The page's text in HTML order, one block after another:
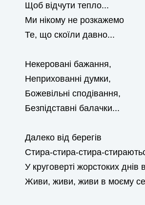
Щоб відчути тепло...
Ми нікому не розкажемо
Те, що скоїли давно...
Некеровані бажання,
Неприхованні думки,
Божевільні сподівання,
Безпідставні балачки...
Далеко від берегів
Стира-стира-стира-
У круговерті жорстоких днів
Живи, живи, живи в моєму